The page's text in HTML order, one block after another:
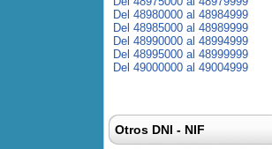
Del 48980000 al 48984999
Del 48985000 al 48989999
Del 48990000 al 48994999
Del 48995000 al 48999999
Del 49000000 al 49004999
Otros DNI - NIF